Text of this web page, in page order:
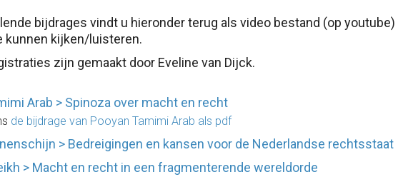
bijdrages vindt u hieronder terug als video bestand (op youtube)
kunnen kijken/luisteren.
zijn gemaakt door Eveline van Dijck.
Arab > Spinoza over macht en recht
de bijdrage van Pooyan Tamimi Arab als pdf
> Bedreigingen en kansen voor de Nederlandse rechtsstaat
> Macht en recht in een fragmenterende wereldorde